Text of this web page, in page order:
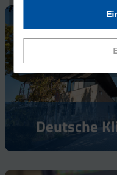
Deutsche